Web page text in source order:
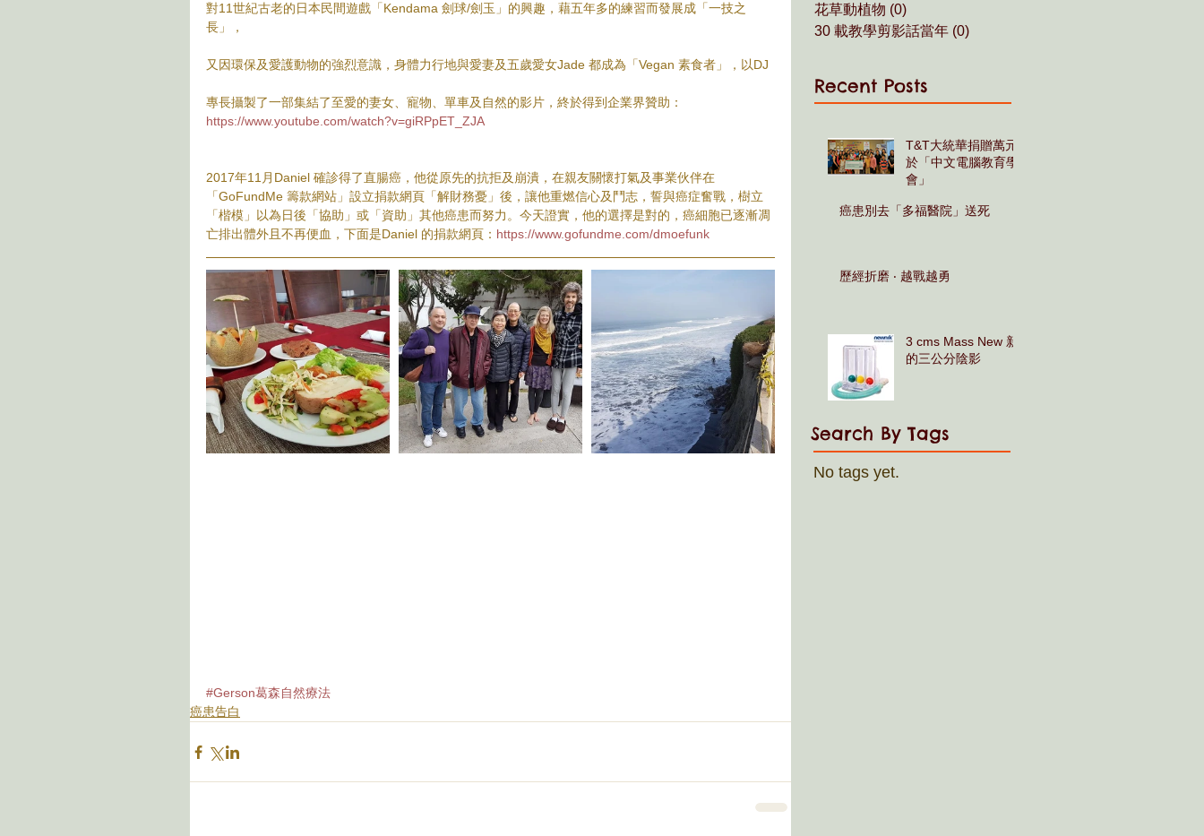
對11世紀古老的日本民間遊戲「Kendama 劍球/劍玉」的興趣，藉五年多的練習而發展成「一技之
長」，
又因環保及愛護動物的強烈意識，身體力行地與愛妻及五歲愛女Jade 都成為「Vegan 素食者」，以DJ
專長攝製了一部集結了至愛的妻女、寵物、單車及自然的影片，終於得到企業界贊助：
https://www.youtube.com/watch?v=giRPpET_ZJA
2017年11月Daniel 確診得了直腸癌，他從原先的抗拒及崩潰，在親友關懷打氣及事業伙伴在
「GoFundMe 籌款網站」設立捐款網頁「解財務憂」後，讓他重燃信心及鬥志，誓與癌症奮戰，樹立
「楷模」以為日後「協助」或「資助」其他癌患而努力。今天證實，他的選擇是對的，癌細胞已逐漸凋
亡排出體外且不再便血，下面是Daniel 的捐款網頁： https://www.gofundme.com/dmoefunk
#Gerson葛森自然療法
癌患告白
花草動植物 (0)
30 載教學剪影話當年 (0)
Recent Posts
T&T大統華捐贈萬元
於「中文電腦教育學
會」
癌患別去「多福醫院」送死
歷經折磨 ‧ 越戰越勇
3 cms Mass New 新
的三公分陰影
Search By Tags
No tags yet.